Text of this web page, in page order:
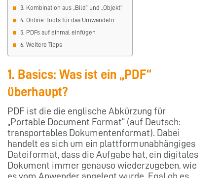
3. Kombination aus „Bild“ und „Objekt“
4. Online-Tools für das Umwandeln
5. PDFs auf einmal einfügen
6. Weitere Tipps
1. Basics: Was ist ein „PDF“
überhaupt?
PDF ist die die englische Abkürzung für
„Portable Document Format“ (auf Deutsch:
transportables Dokumentenformat). Dabei
handelt es sich um ein plattformunabhängiges
Dateiformat, dass die Aufgabe hat, ein digitales
Dokument immer genauso wiederzugeben, wie
es vom Anwender angelegt wurde. Egal ob es